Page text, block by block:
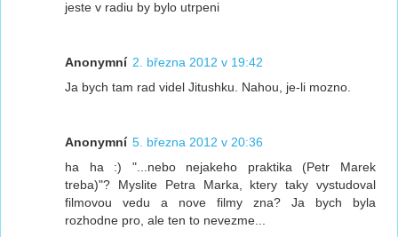
jeste v radiu by bylo utrpeni
Anonymní 2. března 2012 v 19:42
Ja bych tam rad videl Jitushku. Nahou, je-li mozno.
Anonymní 5. března 2012 v 20:36
ha ha :) "...nebo nejakeho praktika (Petr Marek
treba)"? Myslite Petra Marka, ktery taky vystudoval
filmovou vedu a nove filmy zna? Ja bych byla
rozhodne pro, ale ten to nevezme...